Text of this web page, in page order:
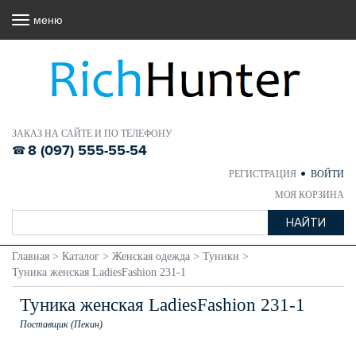
ЗАКАЗ НА САЙТЕ И ПО ТЕЛЕФОНУ
8 (097) 555-55-54
РЕГИСТРАЦИЯ
ВОЙТИ
МОЯ КОРЗИНА
меню
Главная > Каталог > Женская одежда > Туники >
Туника женская LadiesFashion 231-1
Туника женская LadiesFashion 231-1
Поставщик (Пекин)